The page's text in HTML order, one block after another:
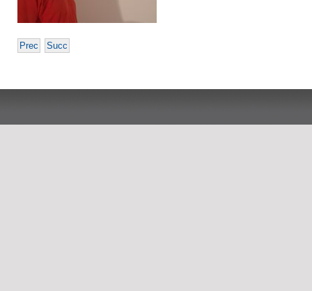
Prec Succ